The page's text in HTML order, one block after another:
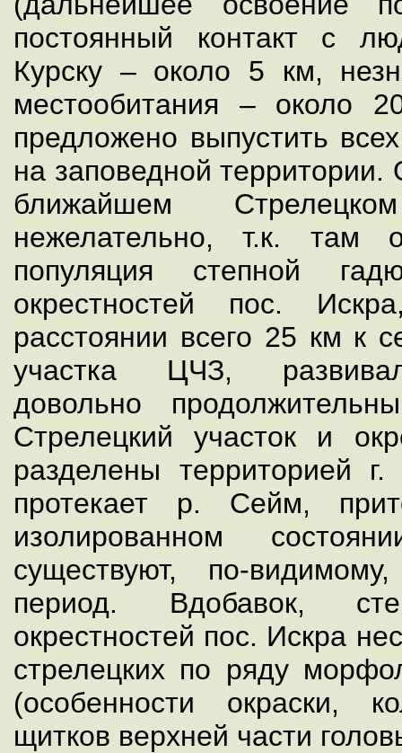
постоянный контакт с
Курску – около 5 км,
местообитания – около
предложено выпустить
на заповедной территории.
ближайшем
нежелательно, т.к. там
популяция степной
окрестностей пос.
расстоянии всего 25 км к
участка ЦЧЗ,
довольно
Стрелецкий участок и
разделены территорией
протекает р. Сейм,
изолированном
существуют, по-
период. Вдобавок,
окрестностей пос. Искра
стрелецких по ряду
(особенности окраски,
щитков верхней части